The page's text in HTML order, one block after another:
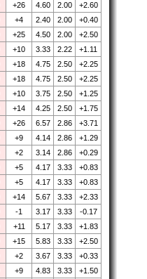
+26 4.60 2.00
+2.60
+4 2.40 2.00
+0.40
+25 4.50 2.00
+2.50
+10 3.33 2.22
+1.11
+18 4.75 2.50
+2.25
+18 4.75 2.50
+2.25
+10 3.75 2.50
+1.25
+14 4.25 2.50
+1.75
+26 6.57 2.86
+3.71
+9 4.14 2.86
+1.29
+2 3.14 2.86
+0.29
+5 4.17 3.33
+0.83
+5 4.17 3.33
+0.83
+14 5.67 3.33
+2.33
-1 3.17 3.33
-0.17
+11 5.17 3.33
+1.83
+15 5.83 3.33
+2.50
+2 3.67 3.33
+0.33
+9 4.83 3.33 +1.50